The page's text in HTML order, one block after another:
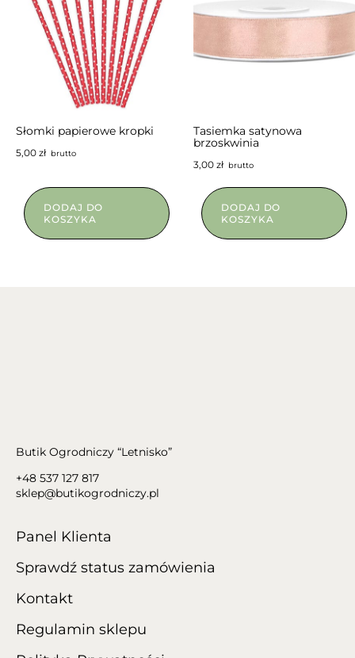
Słomki papierowe kropki
5,00 złbrutto
DODAJ DO
KOSZYKA
Tasiemka satynowa
brzoskwinia
3,00 złbrutto
DODAJ DO
KOSZYKA
Butik Ogrodniczy “Letnisko”
+48 537 127 817
sklep@butikogrodniczy.pl
Panel Klienta
Sprawdź status zamówienia
Kontakt
Regulamin sklepu